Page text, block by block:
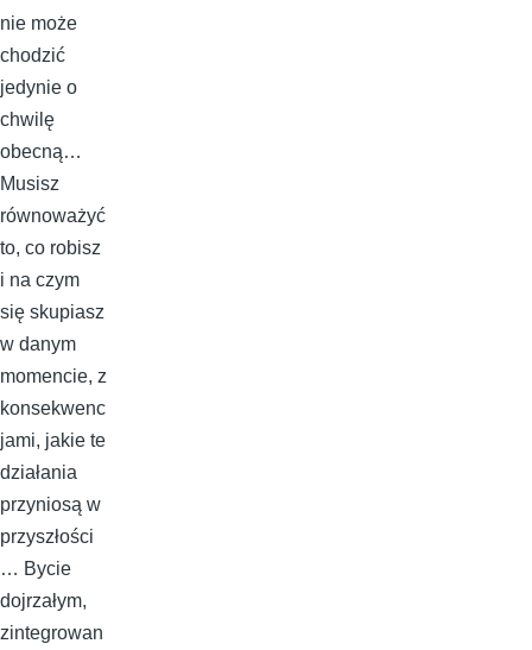
nie może
chodzić
jedynie o
chwilę
obecną…
Musisz
równoważyć
to, co robisz
i na czym
się skupiasz
w danym
momencie, z
konsekwenc
jami, jakie te
działania
przyniosą w
przyszłości
… Bycie
dojrzałym,
zintegrowan